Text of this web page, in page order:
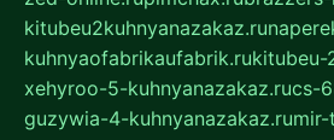
kitubeu2kuhnyanazakaz.ru
kuhnyaofabrikaufabrik.rukitubeu-
xehyroo-5-kuhnyanazakaz.rucs-
guzywia-4-kuhnyanazakaz.rumir-